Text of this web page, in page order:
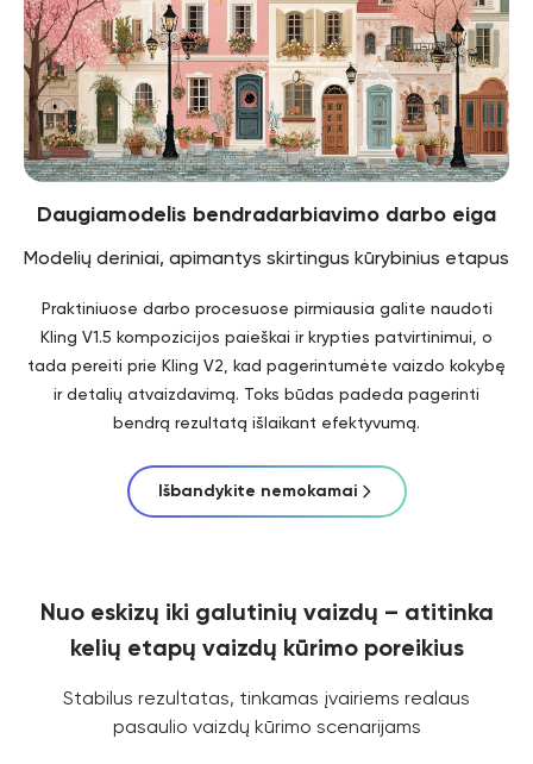
Daugiamodelis bendradarbiavimo darbo eiga
Modelių deriniai, apimantys skirtingus kūrybinius etapus
Praktiniuose darbo procesuose pirmiausia galite naudoti
Kling V1.5 kompozicijos paieškai ir krypties patvirtinimui, o
tada pereiti prie Kling V2, kad pagerintumėte vaizdo kokybę
ir detalių atvaizdavimą. Toks būdas padeda pagerinti
bendrą rezultatą išlaikant efektyvumą.
Išbandykite nemokamai
Nuo eskizų iki galutinių vaizdų – atitinka
kelių etapų vaizdų kūrimo poreikius
Stabilus rezultatas, tinkamas įvairiems realaus
pasaulio vaizdų kūrimo scenarijams